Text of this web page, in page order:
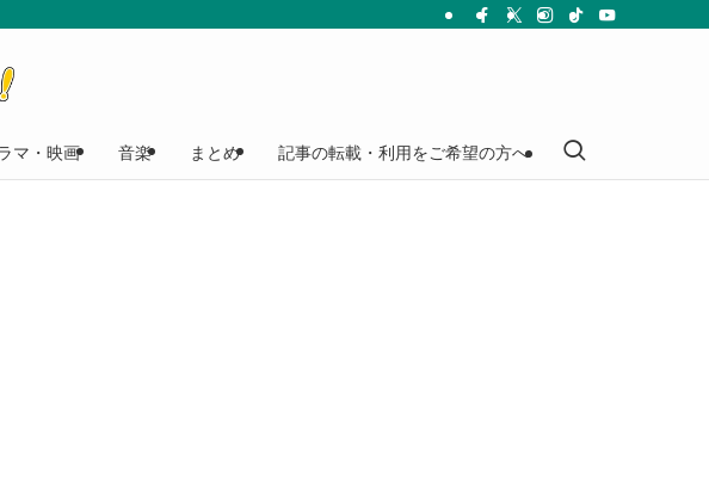
マ・映画 音楽 まとめ 記事の転載・利用をご希望の方へ